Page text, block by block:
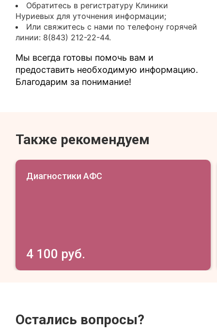
Обратитесь в регистратуру Клиники
Нуриевых для уточнения информации;
Или свяжитесь с нами по телефону горячей
линии: 8(843) 212-22-44.
Мы всегда готовы помочь вам и
предоставить необходимую информацию.
Благодарим за понимание!
Также рекомендуем
Диагностики АФС
4 100 руб.
Остались вопросы?